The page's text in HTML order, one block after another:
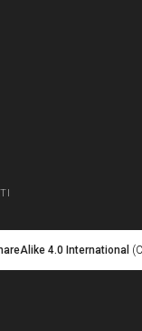
4.0 International